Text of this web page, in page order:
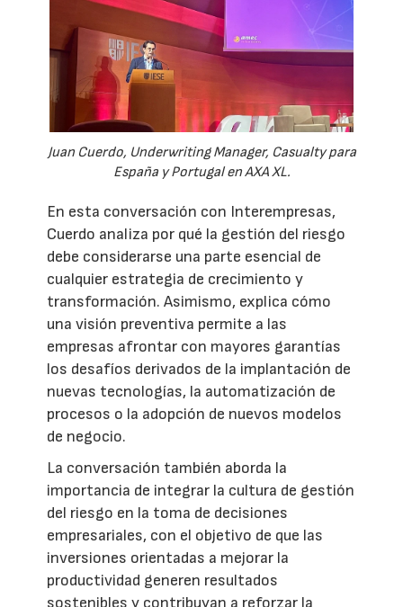
Juan Cuerdo, Underwriting Manager, Casualty para
España y Portugal en AXA XL.
En esta conversación con Interempresas,
Cuerdo analiza por qué la gestión del riesgo
debe considerarse una parte esencial de
cualquier estrategia de crecimiento y
transformación. Asimismo, explica cómo
una visión preventiva permite a las
empresas afrontar con mayores garantías
los desafíos derivados de la implantación de
nuevas tecnologías, la automatización de
procesos o la adopción de nuevos modelos
de negocio.
La conversación también aborda la
importancia de integrar la cultura de gestión
del riesgo en la toma de decisiones
empresariales, con el objetivo de que las
inversiones orientadas a mejorar la
productividad generen resultados
sostenibles y contribuyan a reforzar la